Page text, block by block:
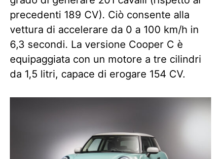
precedenti 189 CV). Ciò consente alla
vettura di accelerare da 0 a 100 km/h in
6,3 secondi. La versione Cooper C è
equipaggiata con un motore a tre cilindri
da 1,5 litri, capace di erogare 154 CV.